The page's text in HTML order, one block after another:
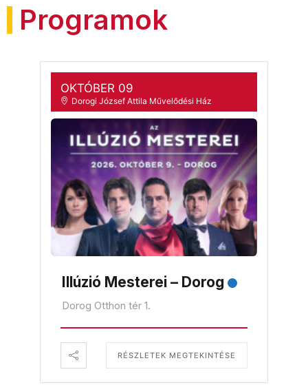
Programok
OKTÓBER 09
Dorogi József Attila Művelődési Ház
Illúzió Mesterei – Dorog
Dorog Otthon tér 1.
RÉSZLETEK MEGTEKINTÉSE